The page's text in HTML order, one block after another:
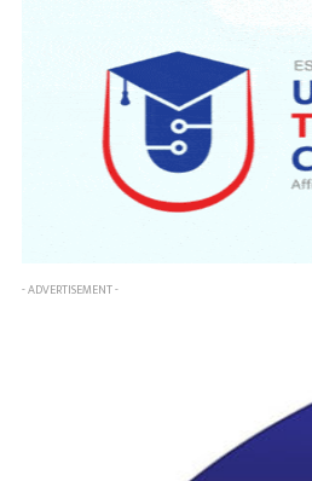
- ADVERTISEMENT -